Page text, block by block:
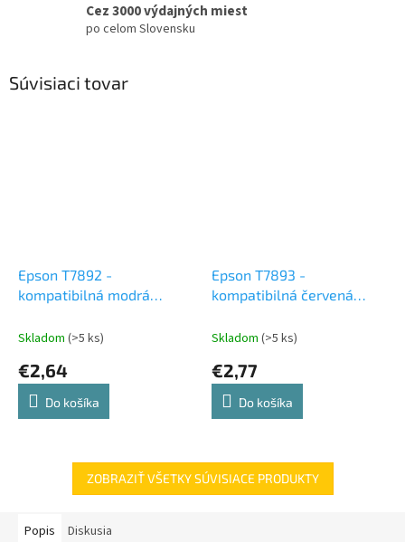
Cez 3000 výdajných miest
po celom Slovensku
Súvisiaci tovar
Epson T7892 -
kompatibilná modrá
Skladom (>5 ks)
€2,64
Do košíka
Epson T7893 -
kompatibilná červená
Skladom (>5 ks)
€2,77
Do košíka
ZOBRAZIŤ VŠETKY SÚVISIACE PRODUKTY
Popis Diskusia